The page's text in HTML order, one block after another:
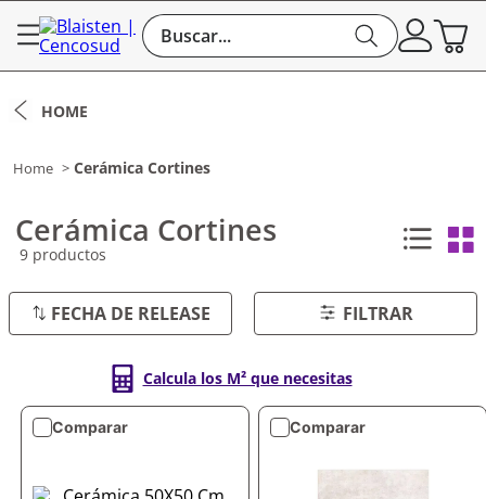
Buscar...
Cerámica Cortines
Cerámica Cortines
9 productos
FECHA DE RELEASE FILTRAR
Calcula los M² que necesitas
Comparar Comparar